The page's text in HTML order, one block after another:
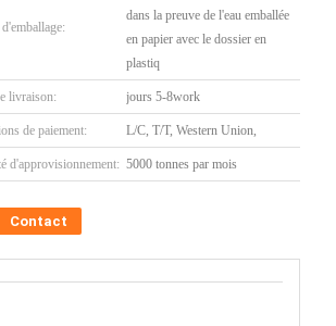
dans la preuve de l'eau emballée
en papier avec le dossier en
plastiq
livraison: jours 5-8work
de paiement: L/C, T/T, Western Union,
d'approvisionnement: 5000 tonnes par mois
Contact